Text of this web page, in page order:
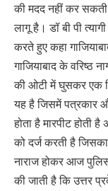
की मदद नहीं कर
लागू है। डॉ बी पी
करते हुए कहा
गाजियाबाद के वरिष्ठ
की ओटी में घुसकर एक
यह है जिसमें पत्रकार
होता है मारपीट
को दर्ज करती है
नाराज होकर आज पुलिस
की जाती है कि उत्तर